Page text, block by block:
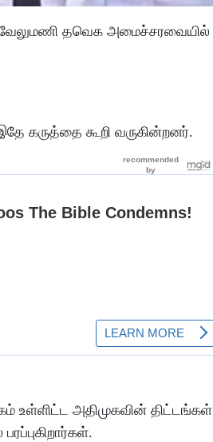
தவெக அமைச்சரவையில்
கருத்தை கூறி வருகின்றனர்.
உள்ளிட்ட அதிமுகவின் திட்டங்கள்